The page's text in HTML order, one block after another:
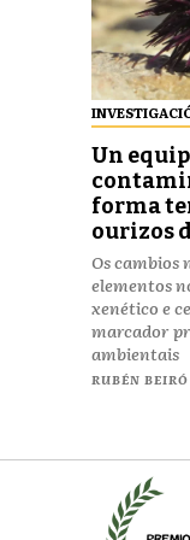
Un
forma
ourizos
Os cambios
elementos
xenético e
marcador
ambientais
RUBÉN BEIRÓ